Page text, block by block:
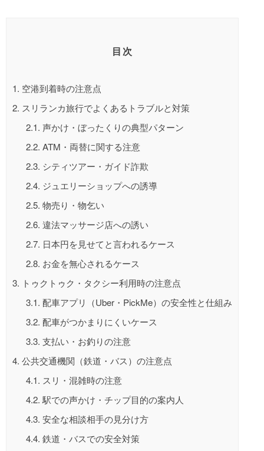
目次
1. 空港到着時の注意点
2. スリランカ旅行でよくあるトラブルと対策
2.1. 声かけ・ぼったくりの典型パターン
2.2. ATM・両替に関する注意
2.3. シティツアー・ガイド詐欺
2.4. ジュエリーショップへの誘導
2.5. 物売り・物乞い
2.6. 違法マッサージ店への誘い
2.7. 日本円を見せてと言われるケース
2.8. お金を無心されるケース
3. トゥクトゥク・タクシー利用時の注意点
3.1. 配車アプリ（Uber・PickMe）の安全性と仕組み
3.2. 配車がつかまりにくいケース
3.3. 支払い・お釣りの注意
4. 公共交通機関（鉄道・バス）の注意点
4.1. スリ・混雑時の注意
4.2.駅での声かけ・チップ目的の案内人
4.3. 安全な相談相手の見分け方
4.4. 鉄道・バスでの安全対策